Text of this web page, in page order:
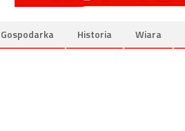
Gospodarka Historia Wiara